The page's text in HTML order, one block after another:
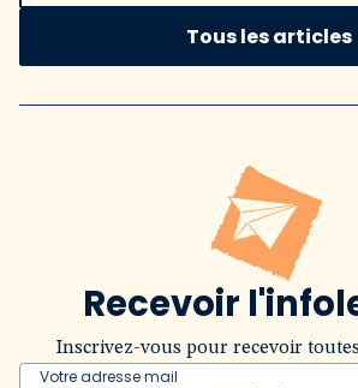
Tous les articles
Recevoir
Inscrivez-vous pour recevoir
Votre adresse mail